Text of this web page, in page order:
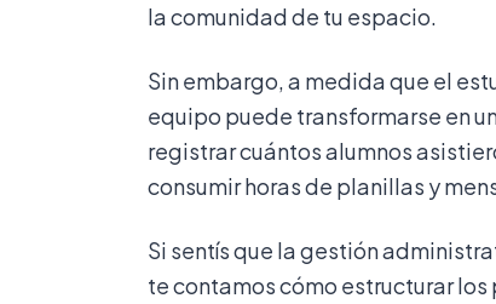
la comunidad de tu espacio.
Sin embargo, a medida que el
equipo puede transformarse en
registrar cuántos alumnos
consumir horas de planillas y
Si sentís que la gestión
te contamos cómo estructurar